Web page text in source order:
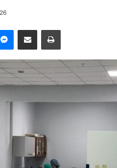
MessengerCompartir por correo electrónicoImprimir